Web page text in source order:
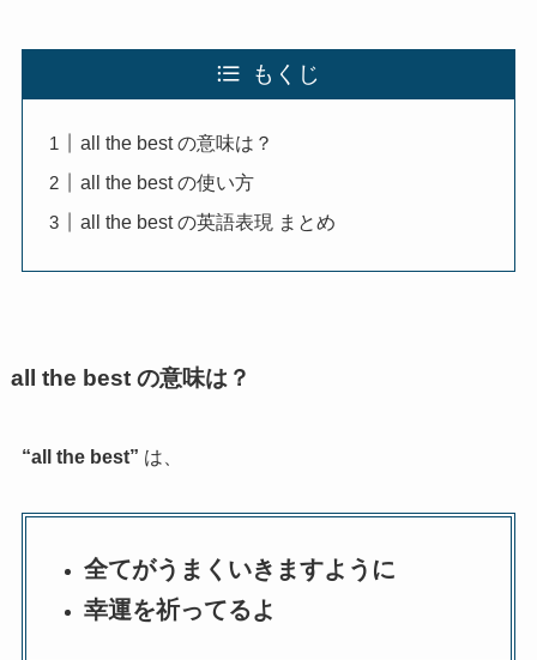
もくじ
all the best の意味は？
all the best の使い方
all the best の英語表現 まとめ
all the best の意味は？
“all the best” は、
全てがうまくいきますように
幸運を祈ってるよ